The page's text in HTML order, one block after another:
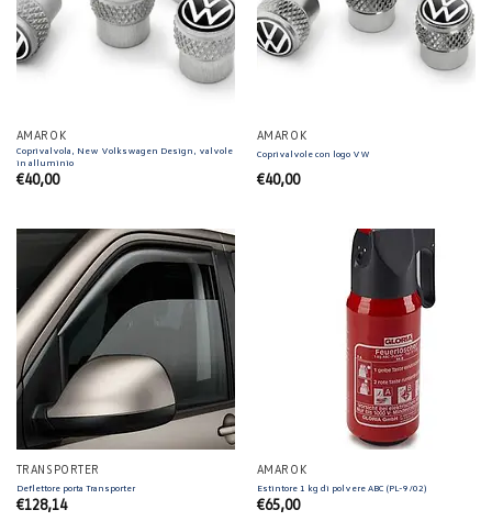
AMAROK
Coprivalvola, New Volkswagen Design, valvole
in alluminio
€40,00
AMAROK
Coprivalvole con logo VW
€40,00
TRANSPORTER
Deflettore porta Transporter
€128,14
AMAROK
Estintore 1 kg di polvere ABC (PL-9/02)
€65,00